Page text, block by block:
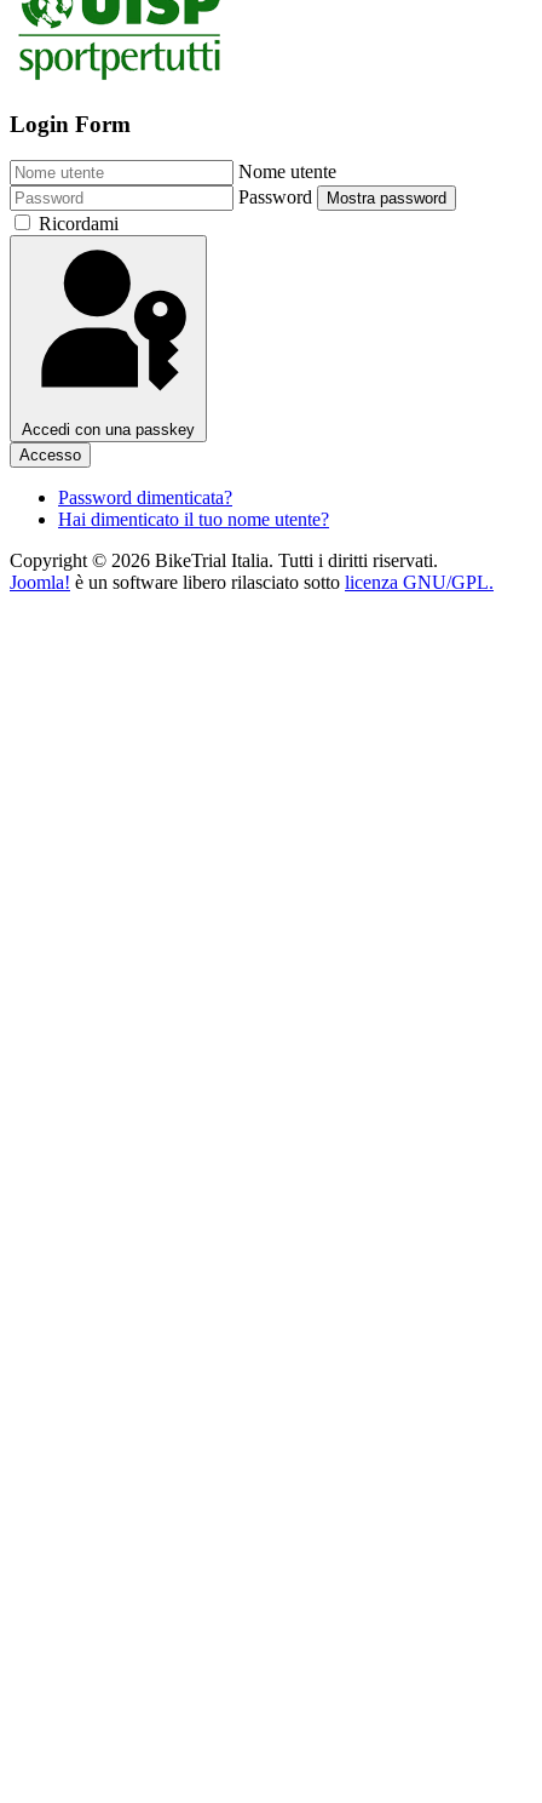
Login Form
Nome utente
Password
Mostra password
Ricordami
Accedi con una passkey
Accesso
Password dimenticata?
Hai dimenticato il tuo nome utente?
Copyright © 2026 BikeTrial Italia. Tutti i diritti riservati.
Joomla! è un software libero rilasciato sotto licenza GNU/GPL.